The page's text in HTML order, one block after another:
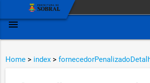
menu
Home > index >